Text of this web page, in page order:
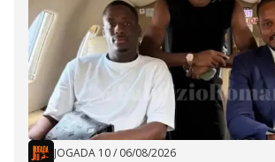
JOGADA 10/ 06/08/2026